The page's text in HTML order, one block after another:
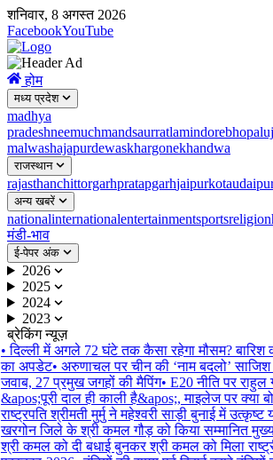
शनिवार, 8 अगस्त 2026
FacebookYouTube
होम
मध्य प्रदेश
madhya
pradeshneemuchmandsaurratlamindorebhopal
malwashajapurdewaskhargonekhandwa
राजस्थान
rajasthanchittorgarhpratapgarhjaipurkota
अन्य खबरें
nationalinternationalentertainmentsportsreligion
मंडी-भाव
ई-पेपर अंक
2026
2025
2024
2023
ब्रेकिंग न्यूज़
• दिल्ली में अगले 72 घंटे तक कैसा रहेगा मौसम?
का अपडेट• अरुणाचल पर चीन की ‘नाम बदलो’ साजिश
जवाब, 27 प्रमुख जगहों की मैपिंग• E20 नीति पर राहुल
&apos;पूरी दाल ही काली है&apos;, माइलेज पर क्या
राष्ट्रपति श्रीमती मुर्मु ने महेश्वरी साड़ी बुनाई में उत्कृष्ट
खरगोन जिले के श्री कमल गौड़ को किया सम्मानित
श्री कमल को दी बधाई बुनकर श्री कमल को मिला